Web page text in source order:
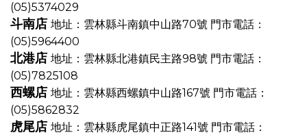
(05)5374029
斗南店 地址：雲林縣斗南鎮中山路70號 門市電話：
(05)5964400
北港店 地址：雲林縣北港鎮民主路98號 門市電話：
(05)7825108
西螺店 地址：雲林縣西螺鎮中山路167號 門市電話：
(05)5862832
虎尾店 地址：雲林縣虎尾鎮中正路141號 門市電話：